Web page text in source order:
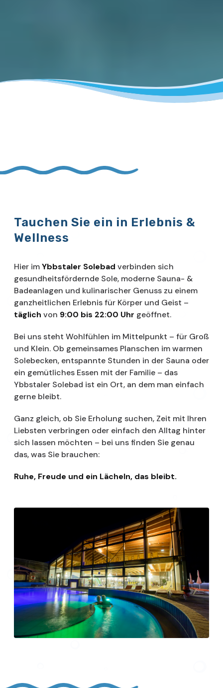
Tauchen Sie ein in Erlebnis &
Wellness
Hier imYbbstaler Solebad verbinden sich
gesundheitsfördernde Sole, moderne Sauna- &
Badeanlagen und kulinarischer Genuss zu einem
ganzheitlichen Erlebnis für Körper und Geist –
täglich von 9:00 bis 22:00 Uhr geöffnet.
Bei uns steht Wohlfühlen im Mittelpunkt – für Groß
und Klein. Ob gemeinsames Planschen im warmen
Solebecken, entspannte Stunden in der Sauna oder
ein gemütliches Essen mit der Familie – das
Ybbstaler Solebad ist ein Ort, an dem man einfach
gerne bleibt.
Ganz gleich, ob Sie Erholung suchen, Zeit mit Ihren
Liebsten verbringen oder einfach den Alltag hinter
sich lassen möchten – bei uns finden Sie genau
das, was Sie brauchen:
Ruhe, Freude und ein Lächeln, das bleibt.